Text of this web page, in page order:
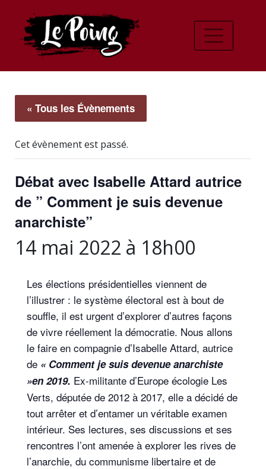
« Tous les Évènements
Cet évènement est passé.
Débat avec Isabelle Attard autrice
de ” Comment je suis devenue
anarchiste”
14 mai 2022 à 18h00
Les élections présidentielles viennent de
l’illustrer : le système électoral est à bout de
souffle, il est urgent d’explorer d’autres façons
de vivre réellement la démocratie. Nous allons
le faire en compagnie d’Isabelle Attard, autrice
de « Comment je suis devenue anarchiste
»en 2019. Ex-militante d’Europe écologie Les
Verts, députée de 2012 à 2017, elle a décidé de
tout arrêter et d’entamer un véritable examen
intérieur. Ses lectures, ses discussions et ses
rencontres l’ont amenée à explorer les rives de
l’anarchie, du communisme libertaire et de